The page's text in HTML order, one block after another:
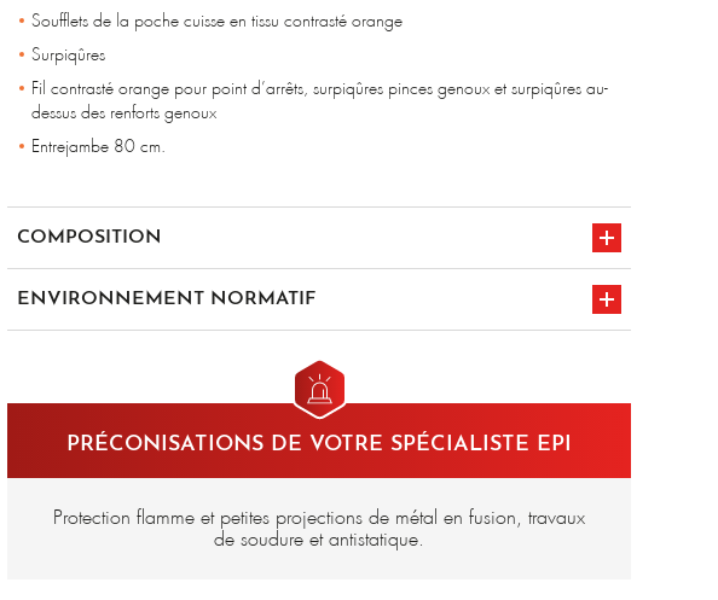
Soufflets de la poche cuisse en tissu contrasté orange
Surpiqûres
Fil contrasté orange pour point d’arrêts, surpiqûres pinces genoux et surpiqûres au-
dessus des renforts genoux
Entrejambe 80 cm.
COMPOSITION
ENVIRONNEMENT NORMATIF
en iso 11611 a1+a2 classe
marquage CE
PRÉCONISATIONS DE VOTRE SPÉCIALISTE EPI
Protection flamme et petites projections de métal en fusion, travaux
de soudure et antistatique.